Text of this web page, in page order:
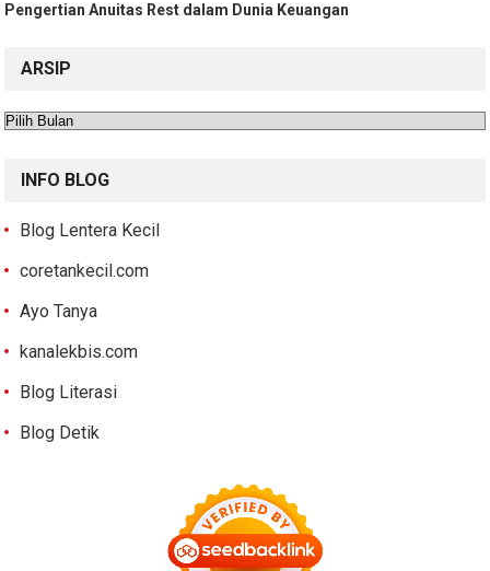
Pengertian Anuitas Rest dalam Dunia Keuangan
ARSIP
Arsip
INFO BLOG
Blog Lentera Kecil
coretankecil.com
Ayo Tanya
kanalekbis.com
Blog Literasi
Blog Detik